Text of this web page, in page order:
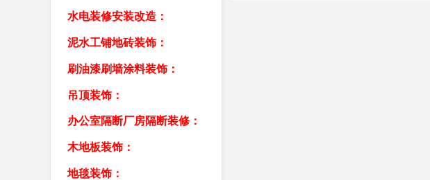
水电装修安装改造：
泥水工铺地砖装饰：
刷油漆刷墙涂料装饰：
吊顶装饰：
办公室隔断厂房隔断装修：
木地板装饰：
地毯装饰：